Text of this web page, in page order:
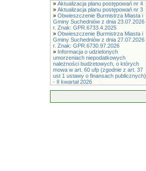
» Aktualizacja planu postępowań nr 4
» Aktualizacja planu postępowań nr 3
» Obwieszczenie Burmistrza Miasta i
Gminy Suchedniów z dnia 23.07.2026
r. Znak: GPR.6733.4.2025
» Obwieszczenie Burmistrza Miasta i
Gminy Suchedniów z dnia 27.07.2026
r. Znak: GPR.6730.97.2026
» Informacja o udzielonych
umorzeniach niepodatkowych
należności budżetowych, o których
mowa w art. 60 ufp (zgodnie z art. 37
ust 1 ustawy o finansach publicznych)
- II kwartał 2026